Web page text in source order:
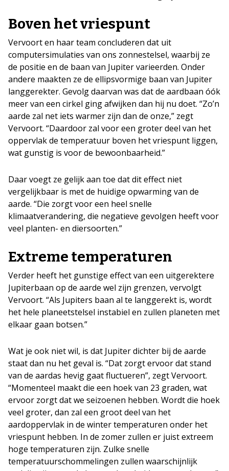
Boven het vriespunt
Vervoort en haar team concluderen dat uit
computersimulaties van ons zonnestelsel, waarbij ze
de positie en de baan van Jupiter varieerden. Onder
andere maakten ze de ellipsvormige baan van Jupiter
langgerekter. Gevolg daarvan was dat de aardbaan óók
meer van een cirkel ging afwijken dan hij nu doet. “Zo’n
aarde zal net iets warmer zijn dan de onze,” zegt
Vervoort. “Daardoor zal voor een groter deel van het
oppervlak de temperatuur boven het vriespunt liggen,
wat gunstig is voor de bewoonbaarheid.”
Daar voegt ze gelijk aan toe dat dit effect niet
vergelijkbaar is met de huidige opwarming van de
aarde. “Die zorgt voor een heel snelle
klimaatverandering, die negatieve gevolgen heeft voor
veel planten- en diersoorten.”
Extreme temperaturen
Verder heeft het gunstige effect van een uitgerektere
Jupiterbaan op de aarde wel zijn grenzen, vervolgt
Vervoort. “Als Jupiters baan al te langgerekt is, wordt
het hele planeetstelsel instabiel en zullen planeten met
elkaar gaan botsen.”
Wat je ook niet wil, is dat Jupiter dichter bij de aarde
staat dan nu het geval is. “Dat zorgt ervoor dat stand
van de aardas hevig gaat fluctueren”, zegt Vervoort.
“Momenteel maakt die een hoek van 23 graden, wat
ervoor zorgt dat we seizoenen hebben. Wordt die hoek
veel groter, dan zal een groot deel van het
aardoppervlak in de winter temperaturen onder het
vriespunt hebben. In de zomer zullen er juist extreem
hoge temperaturen zijn. Zulke snelle
temperatuurschommelingen zullen waarschijnlijk